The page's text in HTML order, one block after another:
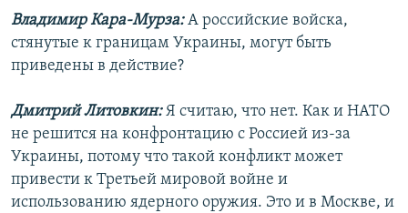
Владимир Кара-Мурза:А российские войска,
стянутые к границам Украины, могут быть
приведены в действие?
Дмитрий Литовкин:Я считаю, что нет. Как и НАТО
не решится на конфронтацию с Россией из-за
Украины, потому что такой конфликт может
привести к Третьей мировой войне и
использованию ядерного оружия. Это и в Москве, и